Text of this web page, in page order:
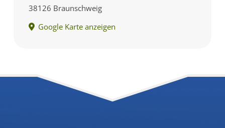
38126 Braunschweig
Google Karte anzeigen